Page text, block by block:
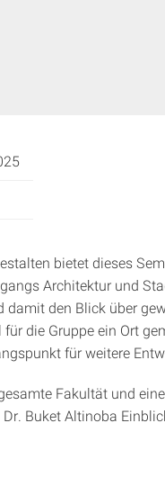
bietet dieses
Architektur und
damit den Blick über
die Gruppe ein Ort
für weitere
Fakultät und
Buket Altinoba